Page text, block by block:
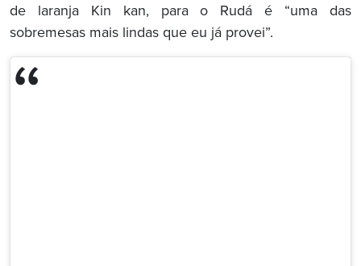
de laranja Kin kan, para o Rudá é “uma das
sobremesas mais lindas que eu já provei”.